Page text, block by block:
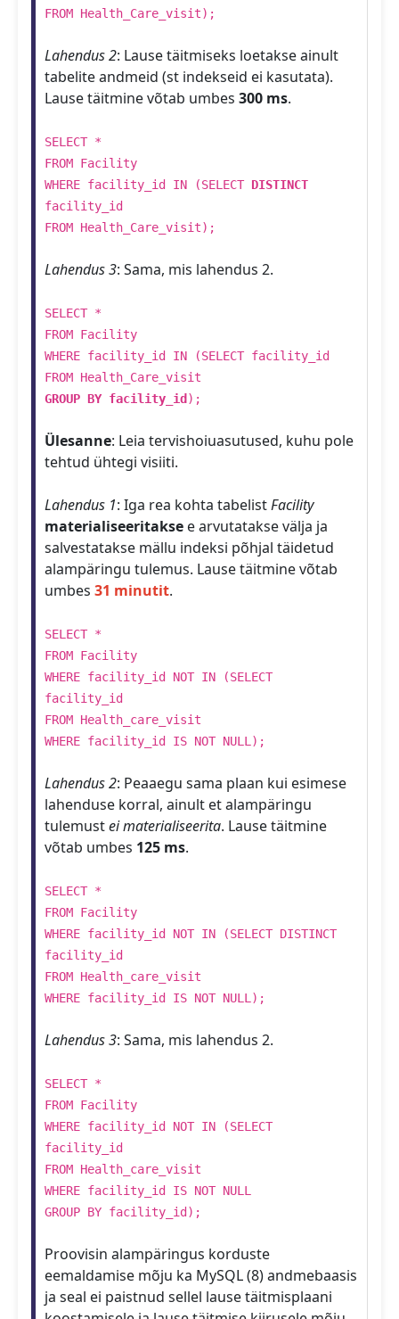
FROM Health_Care_visit);
Lahendus 2: Lause täitmiseks loetakse ainult
tabelite andmeid (st indekseid ei kasutata).
Lause täitmine võtab umbes 300 ms.
SELECT *
FROM Facility
WHERE facility_id IN (SELECT DISTINCT
facility_id
FROM Health_Care_visit);
Lahendus 3: Sama, mis lahendus 2.
SELECT *
FROM Facility
WHERE facility_id IN (SELECT facility_id
FROM Health_Care_visit
GROUP BY facility_id );
Ülesanne: Leia tervishoiuasutused, kuhu pole
tehtud ühtegi visiiti.
Lahendus 1: Iga rea kohta tabelistFacility
materialiseeritakse e arvutatakse välja ja
salvestatakse mällu indeksi põhjal täidetud
alampäringu tulemus. Lause täitmine võtab
umbes 31 minutit.
SELECT *
FROM Facility
WHERE facility_id NOT IN (SELECT
facility_id
FROM Health_care_visit
WHERE facility_id IS NOT NULL);
Lahendus 2: Peaaegu sama plaan kui esimese
lahenduse korral, ainult et alampäringu
tulemustei materialiseerita. Lause täitmine
võtab umbes 125 ms.
SELECT *
FROM Facility
WHERE facility_id NOT IN (SELECT DISTINCT
facility_id
FROM Health_care_visit
WHERE facility_id IS NOT NULL);
Lahendus 3: Sama, mis lahendus 2.
SELECT *
FROM Facility
WHERE facility_id NOT IN (SELECT
facility_id
FROM Health_care_visit
WHERE facility_id IS NOT NULL
GROUP BY facility_id);
Proovisin alampäringus korduste
eemaldamise mõju ka MySQL (8) andmebaasis
ja seal ei paistnud sellel lause täitmisplaani